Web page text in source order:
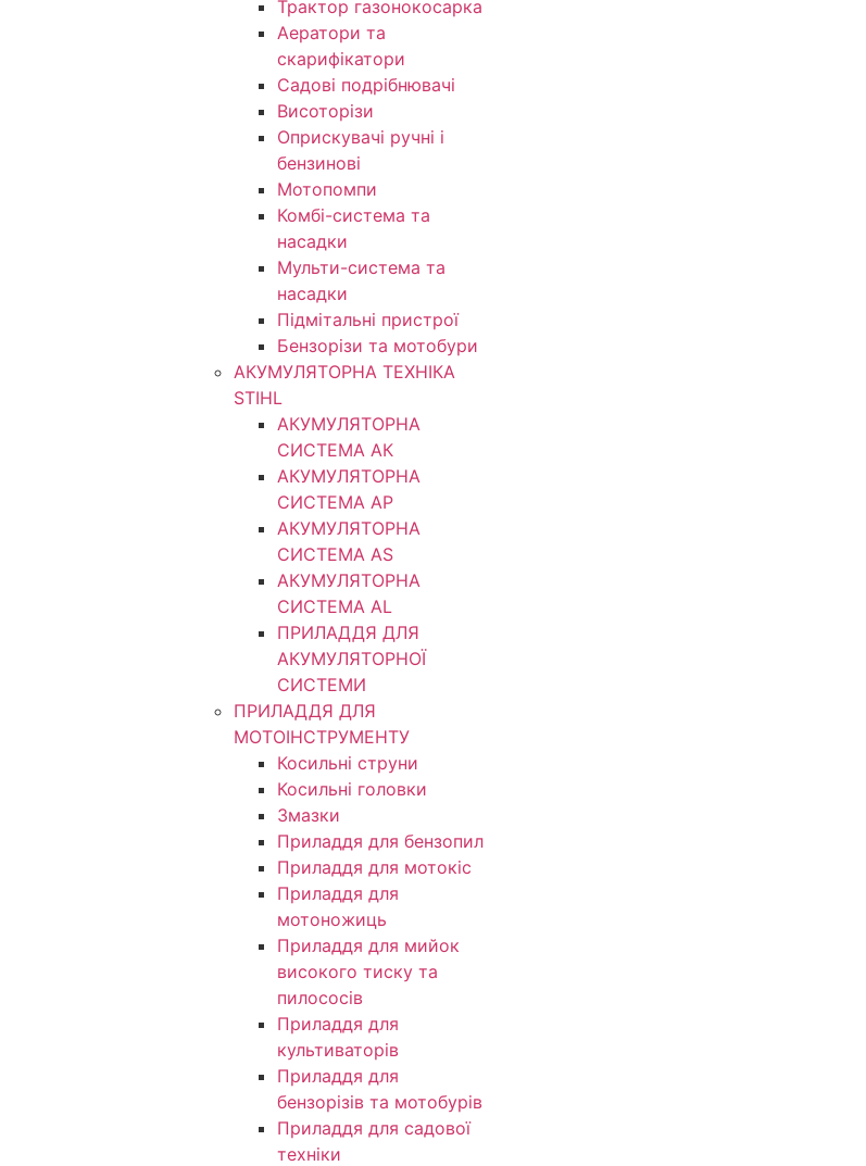
Трактор газонокосарка
Аератори та
скарифікатори
Садові подрібнювачі
Висоторізи
Оприскувачі ручні і
бензинові
Мотопомпи
Комбі-система та
насадки
Мульти-система та
насадки
Підмітальні пристрої
Бензорізи та мотобури
АКУМУЛЯТОРНА ТЕХНІКА
STIHL
АКУМУЛЯТОРНА
СИСТЕМА АК
АКУМУЛЯТОРНА
СИСТЕМА АР
АКУМУЛЯТОРНА
СИСТЕМА AS
АКУМУЛЯТОРНА
СИСТЕМА AL
ПРИЛАДДЯ ДЛЯ
АКУМУЛЯТОРНОЇ
СИСТЕМИ
ПРИЛАДДЯ ДЛЯ
МОТОІНСТРУМЕНТУ
Косильні струни
Косильні головки
Змазки
Приладдя для бензопил
Приладдя для мотокіс
Приладдя для
мотоножиць
Приладдя для мийок
високого тиску та
пилососів
Приладдя для
культиваторів
Приладдя для
бензорізів та мотобурів
Приладдя для садової
техніки